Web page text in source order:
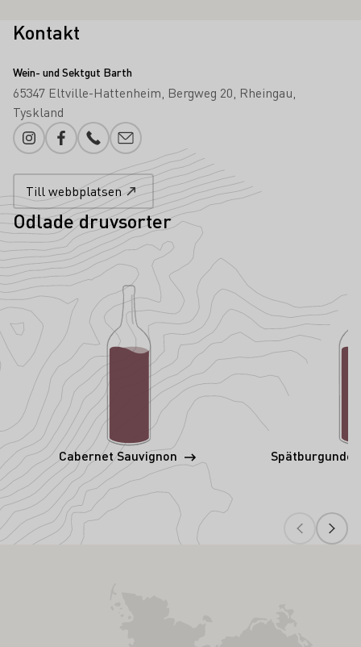
Kontakt
Wein- und Sektgut Barth
65347 Eltville-Hattenheim Bergweg 20 Rheingau
Tyskland
InstagramFacebookTelefonnummer
Lägg till e-post
Till webbplatsen
Odlade druvsorter
Cabernet Sauvignon